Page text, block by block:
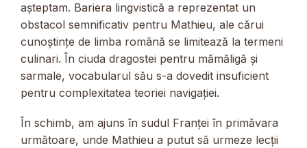
așteptam. Bariera lingvistică a reprezentat un
obstacol semnificativ pentru Mathieu, ale cărui
cunoștințe de limba română se limitează la termeni
culinari. În ciuda dragostei pentru mămăligă și
sarmale, vocabularul său s-a dovedit insuficient
pentru complexitatea teoriei navigației.
În schimb, am ajuns în sudul Franței în primăvara
următoare, unde Mathieu a putut să urmeze lecții